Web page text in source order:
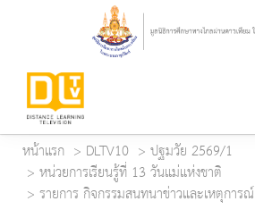
หน้าแรก DLTV10
ปฐมวัย 2569/1
หน่วยการเรียนรู้ที่ 13 วันแม่แห่งชาติ
รายการ กิจกรรมสนทนาข่าวและเหตุการณ์